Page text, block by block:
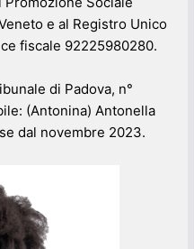
e al Registro Unico
fiscale 92225980280.
di Padova, n°
(Antonina) Antonella
dal novembre 2023.